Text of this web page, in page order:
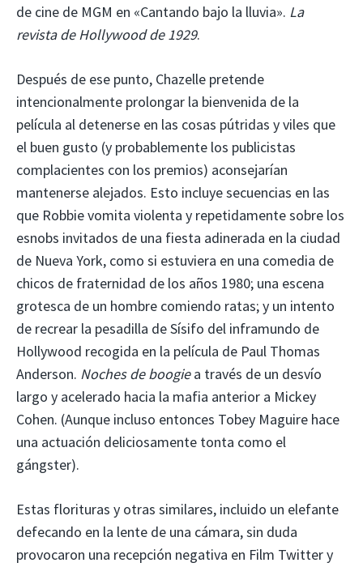
de cine de MGM en «Cantando bajo la lluvia». La
revista de Hollywood de 1929.
Después de ese punto, Chazelle pretende
intencionalmente prolongar la bienvenida de la
película al detenerse en las cosas pútridas y viles que
el buen gusto (y probablemente los publicistas
complacientes con los premios) aconsejarían
mantenerse alejados. Esto incluye secuencias en las
que Robbie vomita violenta y repetidamente sobre los
esnobs invitados de una fiesta adinerada en la ciudad
de Nueva York, como si estuviera en una comedia de
chicos de fraternidad de los años 1980; una escena
grotesca de un hombre comiendo ratas; y un intento
de recrear la pesadilla de Sísifo del inframundo de
Hollywood recogida en la película de Paul Thomas
Anderson. Noches de boogiea través de un desvío
largo y acelerado hacia la mafia anterior a Mickey
Cohen. (Aunque incluso entonces Tobey Maguire hace
una actuación deliciosamente tonta como el
gángster).
Estas florituras y otras similares, incluido un elefante
defecando en la lente de una cámara, sin duda
provocaron una recepción negativa en Film Twitter y